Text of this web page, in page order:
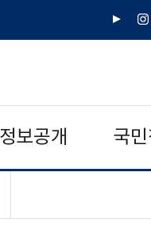
유
인
정보공개 국